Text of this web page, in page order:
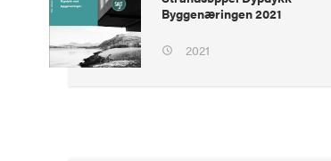
Byggenæringen 2021
2021